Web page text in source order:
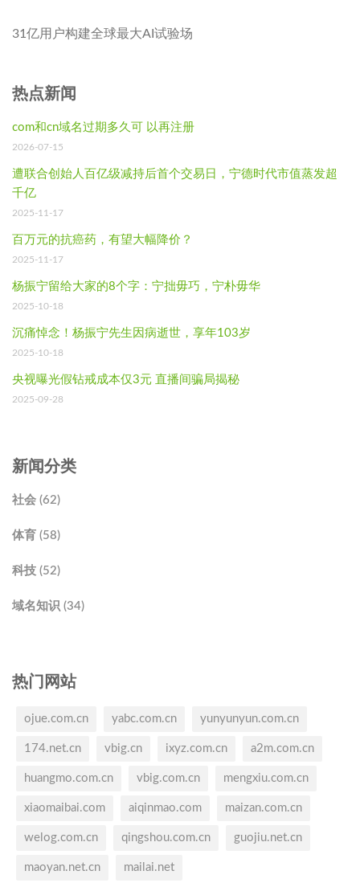
31亿用户构建全球最大AI试验场
热点新闻
com和cn域名过期多久可 以再注册
2026-07-15
遭联合创始人百亿级减持后首个交易日，宁德时代市值蒸发超
千亿
2025-11-17
百万元的抗癌药，有望大幅降价？
2025-11-17
杨振宁留给大家的8个字：宁拙毋巧，宁朴毋华
2025-10-18
沉痛悼念！杨振宁先生因病逝世，享年103岁
2025-10-18
央视曝光假钻戒成本仅3元 直播间骗局揭秘
2025-09-28
新闻分类
社会 (62)
体育 (58)
科技 (52)
域名知识 (34)
热门网站
ojue.com.cn yabc.com.cn yunyunyun.com.cn
174.net.cn vbig.cn ixyz.com.cn a2m.com.cn
huangmo.com.cn vbig.com.cn mengxiu.com.cn
xiaomaibai.com aiqinmao.com maizan.com.cn
welog.com.cn qingshou.com.cn guojiu.net.cn
maoyan.net.cn mailai.net